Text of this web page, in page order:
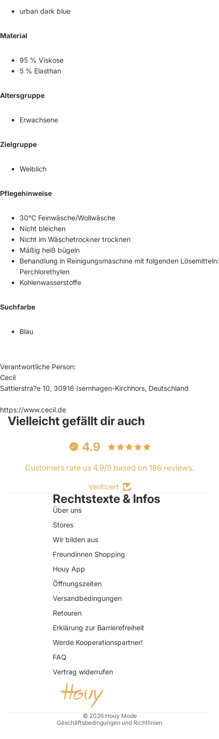
urban dark blue
Material
95 % Viskose
5 % Elasthan
Altersgruppe
Erwachsene
Zielgruppe
Weiblich
Pflegehinweise
30°C Feinwäsche/Wollwäsche
Nicht bleichen
Nicht im Wäschetrockner trocknen
Mäßig heiß bügeln
Behandlung in Reinigungsmaschine mit folgenden Lösemitteln:
Perchlorethylen
Kohlenwasserstoffe
Suchfarbe
Blau
Verantwortliche Person:
Cecil
Sattlerstra?e 10, 30916 Isernhagen-Kirchhors, Deutschland
https://www.cecil.de
Vielleicht gefällt dir auch
4.9
Customers rate us 4.9/5 based on 186 reviews.
Verifiziert
Rechtstexte & Infos
Über uns
Stores
Wir bilden aus
Freundinnen Shopping
Houy App
Öffnungszeiten
Versandbedingungen
Retouren
Erklärung zur Barrierefreiheit
Werde Kooperationspartner!
FAQ
Vertrag widerrufen
© 2026 Houy Mode
Geschäftsbedingungen und Richtlinien
Kontaktinformationen